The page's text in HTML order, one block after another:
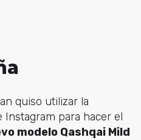
quiso utilizar la
Instagram para hacer el
modelo Qashqai Mild